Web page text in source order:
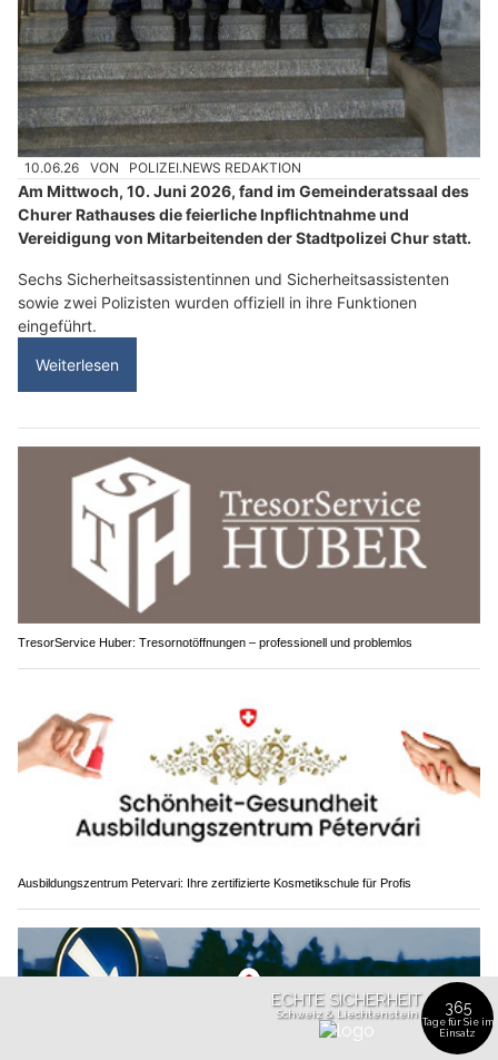
10.06.26 VON POLIZEI.NEWS REDAKTION
Am Mittwoch, 10. Juni 2026, fand im Gemeinderatssaal des
Churer Rathauses die feierliche Inpflichtnahme und
Vereidigung von Mitarbeitenden der Stadtpolizei Chur statt.
Sechs Sicherheitsassistentinnen und Sicherheitsassistenten
sowie zwei Polizisten wurden offiziell in ihre Funktionen
eingeführt.
Weiterlesen
TresorService Huber: Tresornotöffnungen – professionell und problemlos
Ausbildungszentrum Petervari: Ihre zertifizierte Kosmetikschule für Profis